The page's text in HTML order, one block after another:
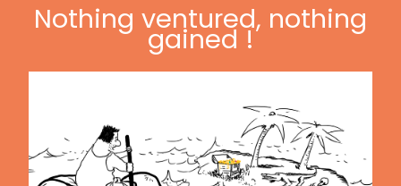
Nothing ventured, nothing
gained !